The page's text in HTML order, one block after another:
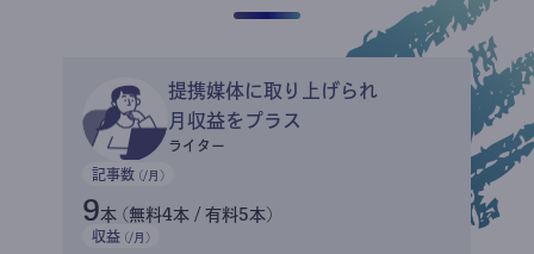
提携媒体に取り上げられ
月収益をプラス
ライター
記事数 (/月)
9本 (無料4本 / 有料5本)
収益 (/月)